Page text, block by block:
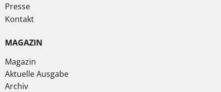
Presse
Kontakt
MAGAZIN
Magazin
Aktuelle Ausgabe
Archiv